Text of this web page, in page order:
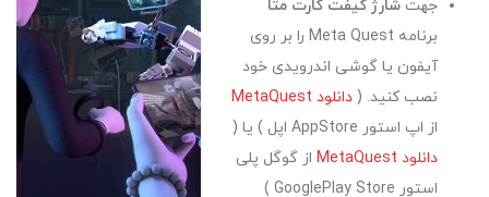
جهت شارژ گیفت کارت متا
برنامه Meta Quest را بر روی
آیفون یا گوشی اندرویدی خود
نصب کنید. ( دانلود MetaQuest
از اپ استور AppStore اپل ) یا (
دانلود MetaQuest
از گوگل پلی
استور GooglePlay Store )